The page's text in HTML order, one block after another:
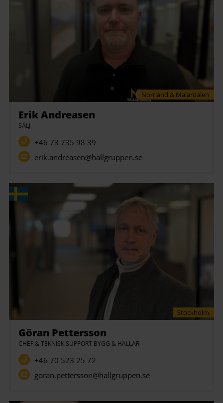
Norrland & Mälardalen
Erik Andreasen
SÄLJ
+46 73 735 98 39
erik.andreasen@hallgruppen.se
Stockholm
Göran Pettersson
CHEF & TEKNISK SUPPORT BYGG & HALLAR
+46 70 523 25 72
goran.pettersson@hallgruppen.se